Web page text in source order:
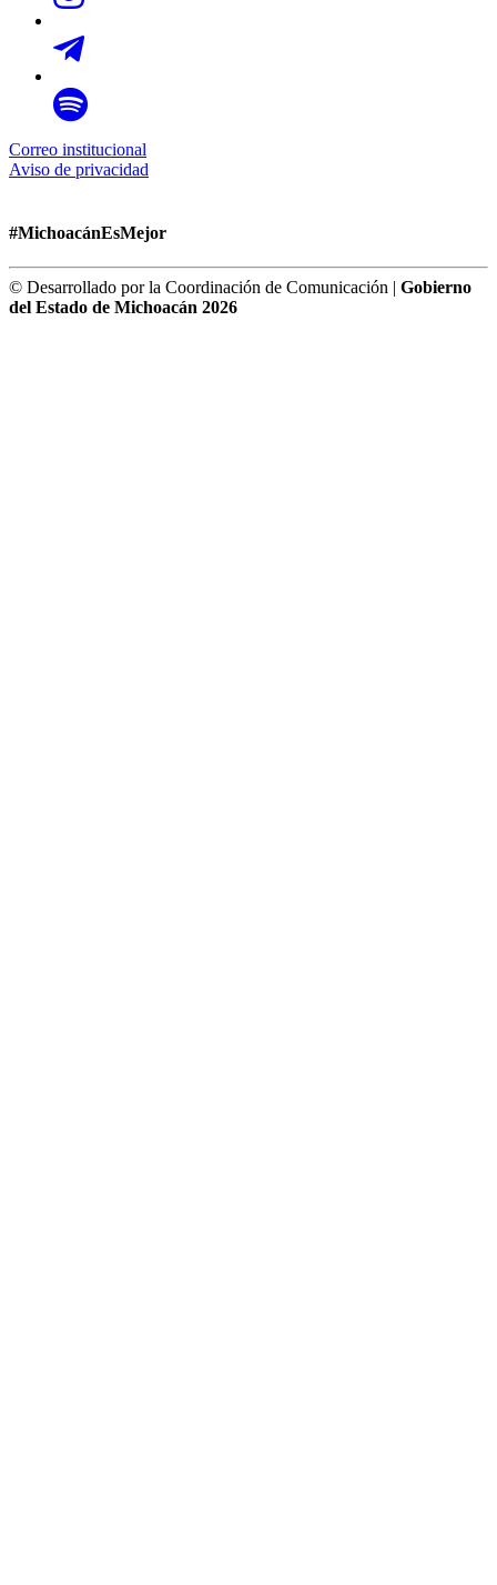
Correo institucional
Aviso de privacidad
#MichoacánEsMejor
© Desarrollado por la Coordinación de Comunicación | Gobierno
del Estado de Michoacán 2026